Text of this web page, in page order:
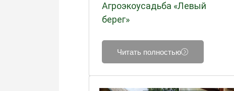
Агроэкоусадьба «Левый
берег»
Читать полностью